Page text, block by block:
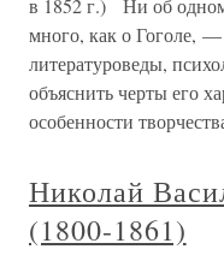
в 1852 г.) Ни об одном
много, как о Гоголе, —
литературоведы,
объяснить черты его
особенности
Николай
(1800-1861)